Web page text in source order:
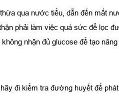
qua nước tiểu, dẫn đến mất
phải làm việc quá sức để lọc
nhận đủ glucose để tạo năng
đi kiểm tra đường huyết để